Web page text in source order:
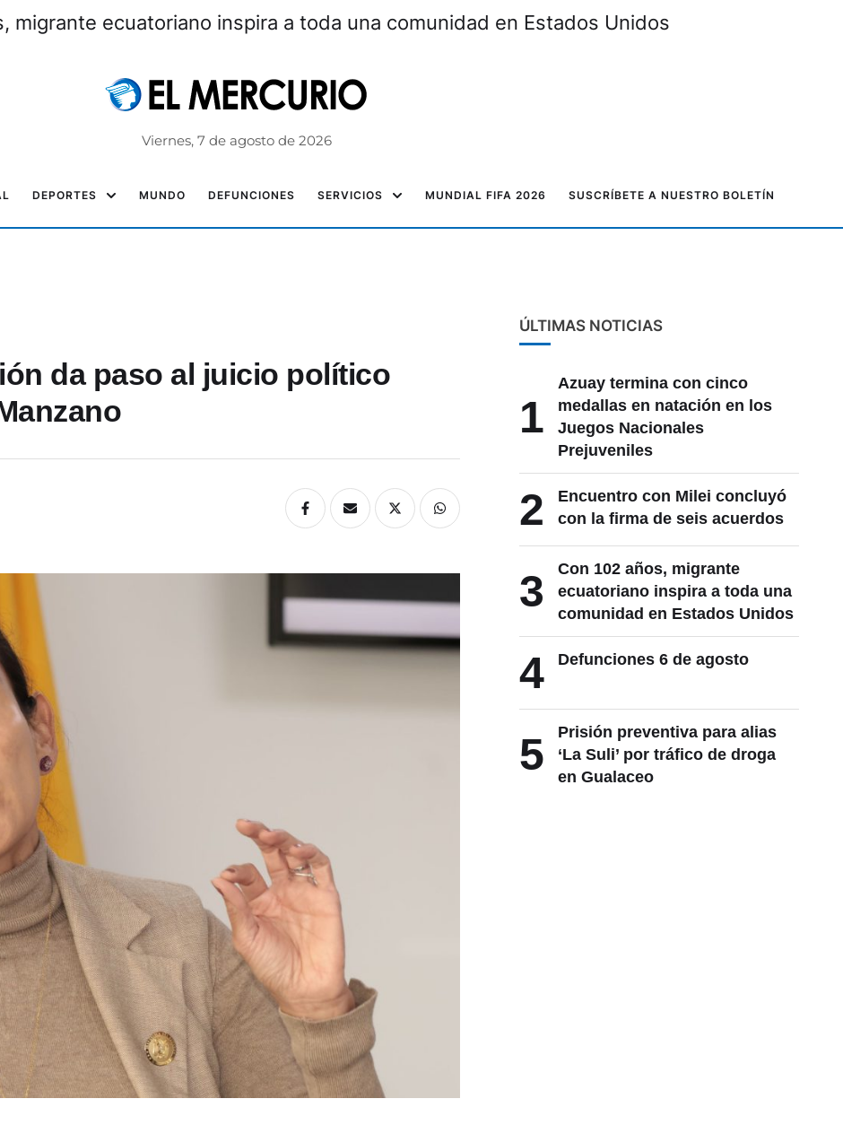
migrante ecuatoriano inspira a toda una comunidad en Estados Unidos
Viernes, 7 de agosto de 2026
DEPORTES MUNDO DEFUNCIONES SERVICIOS MUNDIAL FIFA 2026 SUSCRÍBETE A NUESTRO BOLETÍN
da paso al juicio político
ÚLTIMAS NOTICIAS
1
Azuay termina con cinco
medallas en natación en los
Juegos Nacionales
Prejuveniles
2
Encuentro con Milei concluyó
con la firma de seis acuerdos
3
Con 102 años, migrante
ecuatoriano inspira a toda una
comunidad en Estados Unidos
4 Defunciones 6 de agosto
5
Prisión preventiva para alias
‘La Suli’ por tráfico de droga
en Gualaceo